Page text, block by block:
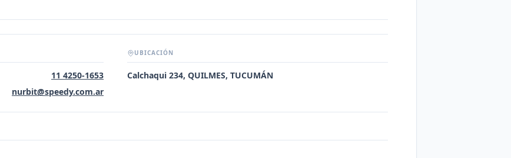
11 4250-1653
nurbit@speedy.com.ar
UBICACIÓN
Calchaqui 234, QUILMES, TUCUMÁN